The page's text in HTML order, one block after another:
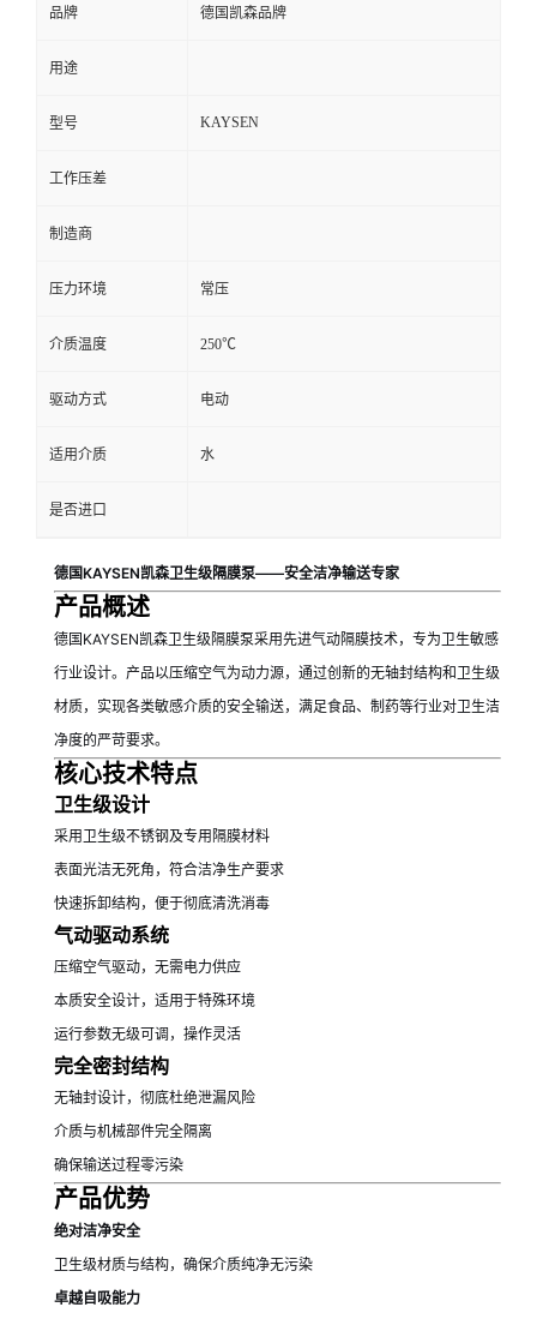
品牌 德国凯森品牌
用途
型号 KAYSEN
工作压差
制造商
压力环境 常压
介质温度 250℃
驱动方式 电动
适用介质 水
是否进口
德国KAYSEN凯森卫生级隔膜泵——安全洁净输送专家
产品概述
德国KAYSEN凯森卫生级隔膜泵采用先进气动隔膜技术，专为卫生敏感
行业设计。产品以压缩空气为动力源，通过创新的无轴封结构和卫生级
材质，实现各类敏感介质的安全输送，满足食品、制药等行业对卫生洁
净度的严苛要求。
核心技术特点
卫生级设计
采用卫生级不锈钢及专用隔膜材料
表面光洁无死角，符合洁净生产要求
快速拆卸结构，便于彻底清洗消毒
气动驱动系统
压缩空气驱动，无需电力供应
本质安全设计，适用于特殊环境
运行参数无级可调，操作灵活
完全密封结构
无轴封设计，彻底杜绝泄漏风险
介质与机械部件完全隔离
确保输送过程零污染
产品优势
绝对洁净安全
卫生级材质与结构，确保介质纯净无污染
卓越自吸能力